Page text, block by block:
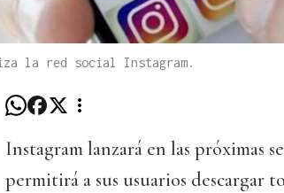
la red social Instagram.
Instagram lanzará en las próximas
permitirá a sus usuarios descargar